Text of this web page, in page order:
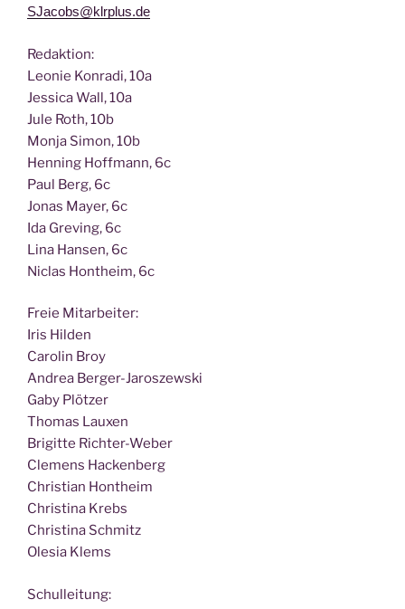
SJacobs@klrplus.de
Redak­ti­on:
Leo­nie Kon­ra­di, 10a
Jes­si­ca Wall, 10a
Jule Roth, 10b
Mon­ja Simon, 10b
Hen­ning Hoff­mann, 6c
Paul Berg, 6c
Jonas May­er, 6c
Ida Gre­ving, 6c
Lina Han­sen, 6c
Nic­las Hont­heim, 6c
Freie Mit­ar­bei­ter:
Iris Hilden
Caro­lin Broy
Andrea Berger-Jaroszewski
Gaby Plötzer
Tho­mas Lauxen
Bri­git­te Richter-Weber
Cle­mens Hackenberg
Chris­ti­an Hontheim
Chris­ti­na Krebs
Chris­ti­na Schmitz
Ole­sia Klems
Schul­lei­tung: